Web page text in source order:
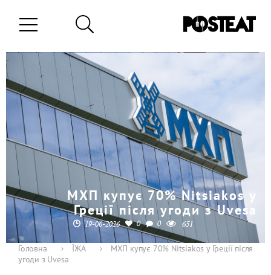
МХП купує 70% Nitsiakos у
Греції після угоди з Uvesa
19-06-2026 0 0 651
Головна › ЇЖА ›
МХП купує 70% Nitsiakos у Греції після
угоди з Uvesa